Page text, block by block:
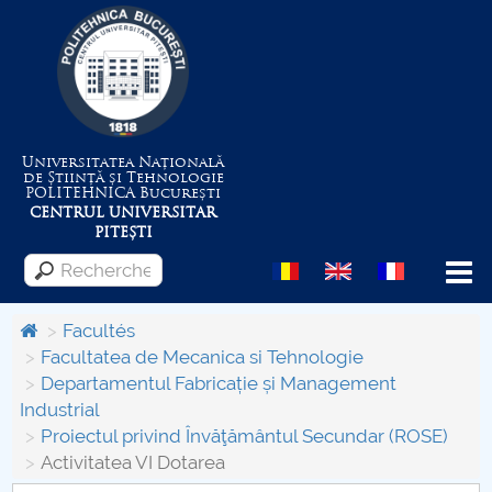
Universitatea Națională
de Știință și Tehnologie
POLITEHNICABucurești
CENTRUL UNIVERSITAR
PITEȘTI
Menu
Despre Universitate
Centrul de Management al Proiectelor
Facultés
Facultatea de Mecanica si Tehnologie
Departamentul Fabricație și Management
Industrial
Proiectul privind Învăţământul Secundar (ROSE)
Activitatea VI Dotarea